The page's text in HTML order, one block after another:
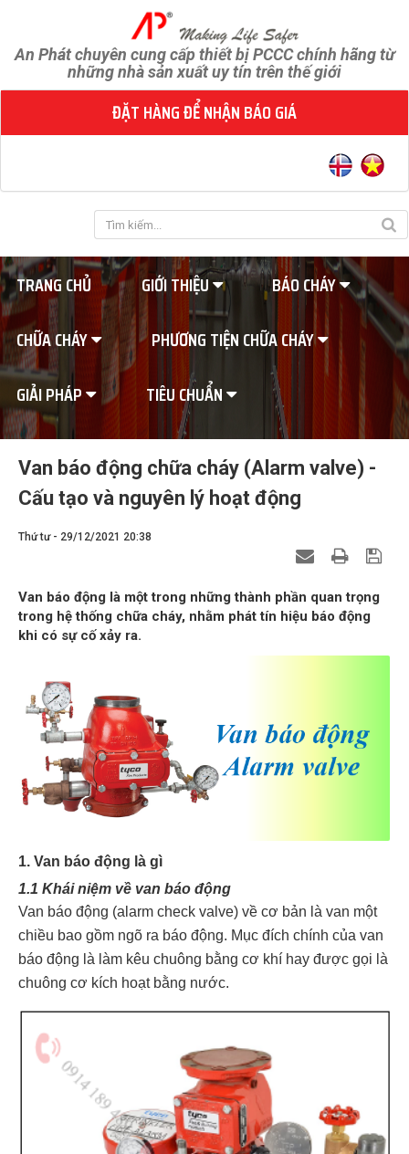
An Phát chuyên cung cấp thiết bị PCCC chính hãng từ
những nhà sản xuất uy tín trên thế giới
ĐẶT HÀNG ĐỂ NHẬN BÁO GIÁ
TRANG CHỦ GIỚI THIỆU
BÁO CHÁY
CHỮA CHÁY
PHƯƠNG TIỆN CHỮA CHÁY
GIẢI PHÁP
TIÊU CHUẨN
Van báo động chữa cháy (Alarm valve) -
Cấu tạo và nguyên lý hoạt động
Thứ tư - 29/12/2021 20:38
Van báo động là một trong những thành phần quan trọng
trong hệ thống chữa cháy, nhằm phát tín hiệu báo động
khi có sự cố xảy ra.
1. Van báo động là gì
1.1 Khái niệm về van báo động
Van báo động (alarm check valve) về cơ bản là van một
chiều bao gồm ngõ ra báo động. Mục đích chính của van
báo động là làm kêu chuông bằng cơ khí hay được gọi là
chuông cơ kích hoạt bằng nước.